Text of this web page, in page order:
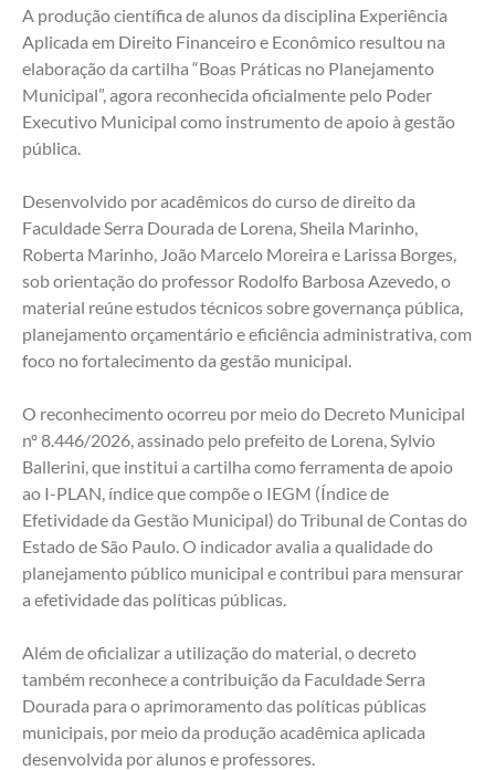
A produção científica de alunos da disciplina Experiência
Aplicada em Direito Financeiro e Econômico resultou na
elaboração da cartilha “Boas Práticas no Planejamento
Municipal”, agora reconhecida oficialmente pelo Poder
Executivo Municipal como instrumento de apoio à gestão
pública.
Desenvolvido por acadêmicos do curso de direito da
Faculdade Serra Dourada de Lorena, Sheila Marinho,
Roberta Marinho, João Marcelo Moreira e Larissa Borges,
sob orientação do professor Rodolfo Barbosa Azevedo, o
material reúne estudos técnicos sobre governança pública,
planejamento orçamentário e eficiência administrativa, com
foco no fortalecimento da gestão municipal.
O reconhecimento ocorreu por meio do Decreto Municipal
nº 8.446/2026, assinado pelo prefeito de Lorena, Sylvio
Ballerini, que institui a cartilha como ferramenta de apoio
ao I-PLAN, índice que compõe o IEGM (Índice de
Efetividade da Gestão Municipal) do Tribunal de Contas do
Estado de São Paulo. O indicador avalia a qualidade do
planejamento público municipal e contribui para mensurar
a efetividade das políticas públicas.
Além de oficializar a utilização do material, o decreto
também reconhece a contribuição da Faculdade Serra
Dourada para o aprimoramento das políticas públicas
municipais, por meio da produção acadêmica aplicada
desenvolvida por alunos e professores.